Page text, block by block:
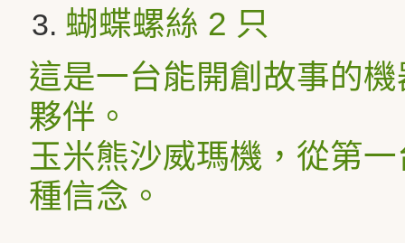
蝴蝶螺絲 2 只
這是一台能開創故事的
夥伴。
玉米熊沙威瑪機，從第
種信念。